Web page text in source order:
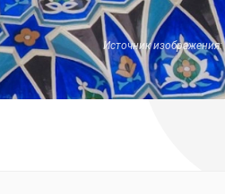
Источник изображения: